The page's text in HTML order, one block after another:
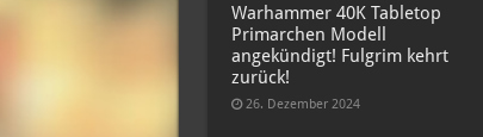
Warhammer 40K Tabletop
Primarchen Modell
angekündigt! Fulgrim kehrt
zurück!
26. Dezember 2024